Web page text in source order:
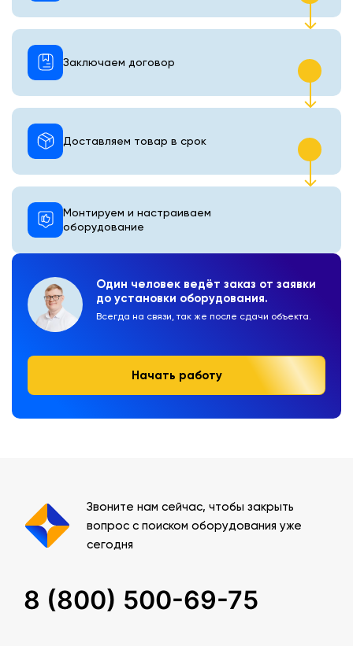
Один человек ведёт заказ от заявки
до установки оборудования.
Всегда на связи, так же после сдачи объекта.
Начать работу
Монтируем и настраиваем
оборудование
Доставляем товар в срок
Заключаем договор
Звоните нам сейчас, чтобы закрыть
вопрос с поиском оборудования уже
сегодня
8 (800) 500-69-75